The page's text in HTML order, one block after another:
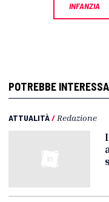
INFANZIA
POTREBBE
ATTUALITÀ/ Redazione